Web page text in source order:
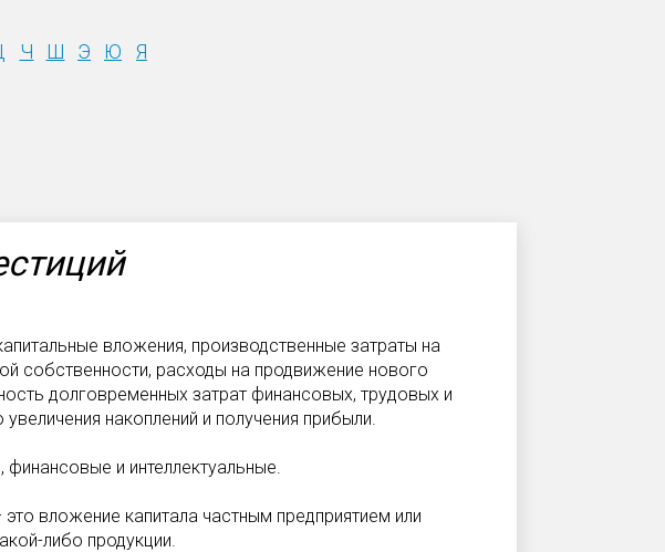
Ч Ш Э Ю Я
вложения, производственные затраты на
собственности, расходы на продвижение нового
долговременных затрат финансовых, трудовых и
накоплений и получения прибыли.
финансовые и интеллектуальные.
вложение капитала частным предприятием или
либо продукции.